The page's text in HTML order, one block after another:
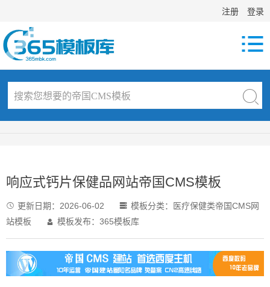
注册 登录

响应式钙片保健品网站帝国CMS模板
 更新日期： 2026-06-02  模板分类：
医疗保健类帝国CMS网
站模板
 模板发布：365模板库